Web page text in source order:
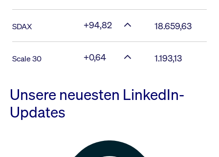
SDAX +94,82 18.659,63
Scale 30 +0,64 1.193,13
Unsere neuesten LinkedIn-
Updates